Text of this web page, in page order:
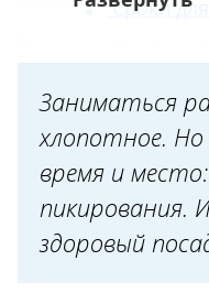
Сроки для
Рассада
Совет да
На своем
Заниматься
хлопотное.
время и
пикирования.
здоровый